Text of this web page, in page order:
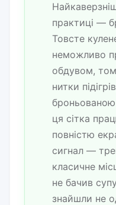
практиці —
Товсте
неможливо
обдувом,
нитки
ця сітка
повністю
сигнал —
класичне
не бачив
знайшли не